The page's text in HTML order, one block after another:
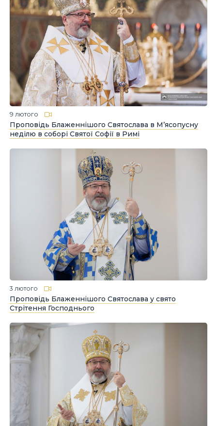
9 лютого
Проповідь Блаженнішого Святослава в М’ясопусну
неділю в соборі Святої Софії в Римі
3 лютого
Проповідь Блаженнішого Святослава у свято
Стрітення Господнього